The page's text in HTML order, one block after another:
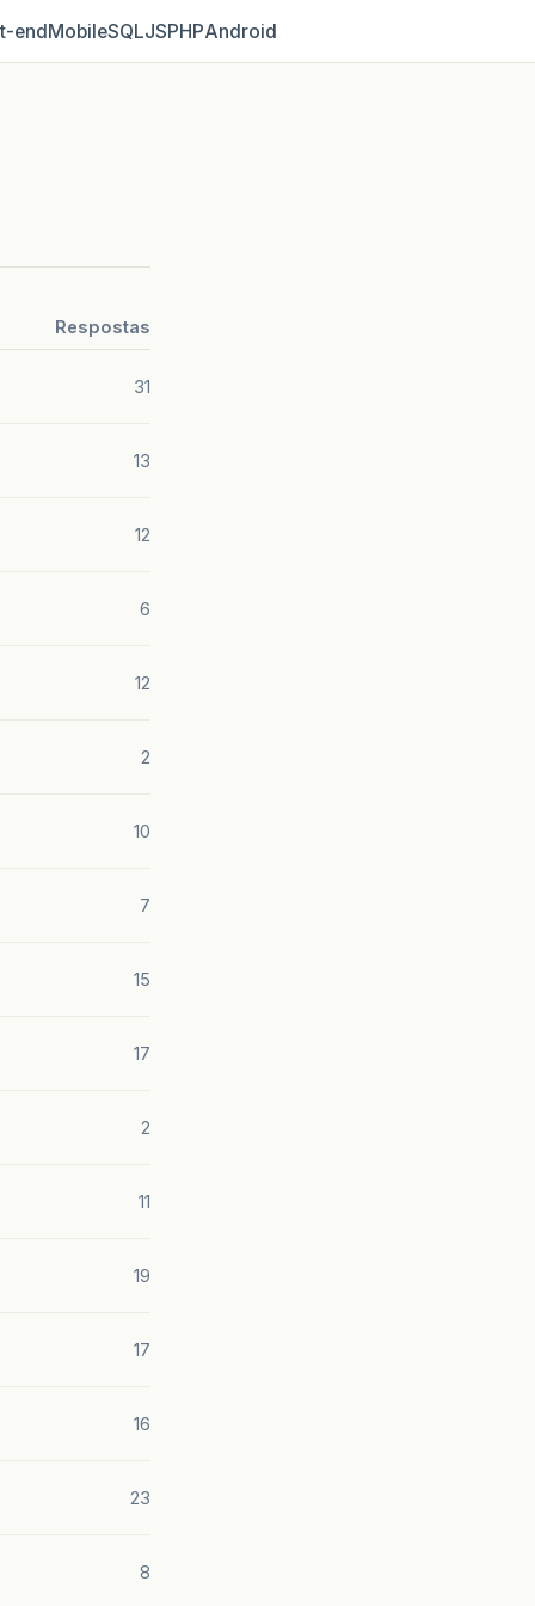
MobileSQLJSPHPAndroid
Respostas
31
13
12
6
12
2
10
7
15
17
2
11
19
17
16
23
8